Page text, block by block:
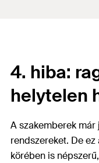
4. hiba:
helytelen
A szakemberek
rendszereket. De
körében is